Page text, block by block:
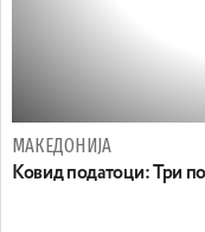
МАКЕДОНИЈА
Ковид податоци: Три